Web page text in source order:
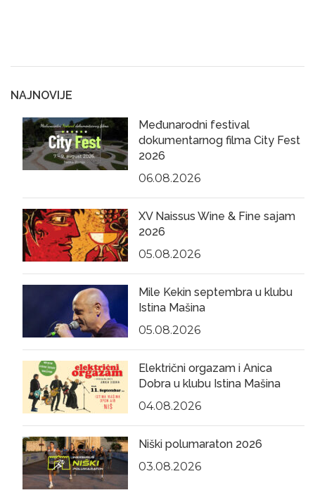
NAJNOVIJE
Međunarodni festival
dokumentarnog filma City Fest
2026
06.08.2026
XV Naissus Wine & Fine sajam
2026
05.08.2026
Mile Kekin septembra u klubu
Istina Mašina
05.08.2026
Električni orgazam i Anica
Dobra u klubu Istina Mašina
04.08.2026
Niški polumaraton 2026
03.08.2026